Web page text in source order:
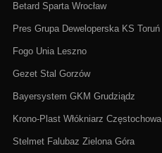
Betard Sparta Wrocław
Pres Grupa Deweloperska KS Toruń
Fogo Unia Leszno
Gezet Stal Gorzów
Bayersystem GKM Grudziądz
Krono-Plast Włókniarz Częstochowa
Stelmet Falubaz Zielona Góra